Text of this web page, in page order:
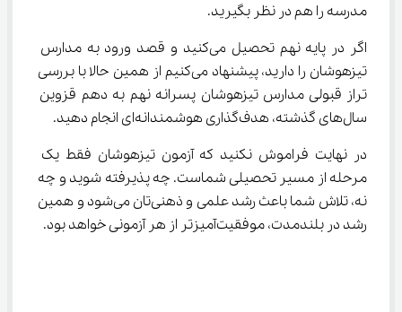
مدرسه را هم در نظر بگیرید.
اگر در پایه نهم تحصیل می‌کنید و قصد ورود به مدارس
تیزهوشان را دارید، پیشنهاد می‌کنیم از همین حالا با بررسی
تراز قبولی مدارس تیزهوشان پسرانه نهم به دهم قزوین
سال‌های گذشته، هدف‌گذاری هوشمندانه‌ای انجام دهید.
در نهایت فراموش نکنید که آزمون تیزهوشان فقط یک
مرحله از مسیر تحصیلی شماست. چه پذیرفته شوید و چه
نه، تلاش شما باعث رشد علمی و ذهنی‌تان می‌شود و همین
رشد در بلندمدت، موفقیت‌آمیزتر از هر آزمونی خواهد بود.